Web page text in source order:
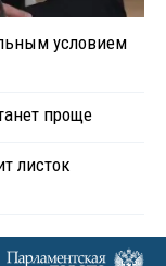
условием
проще
листок